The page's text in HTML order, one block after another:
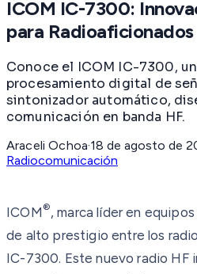
ICOM IC-7300:
para Radioaficionados
Conoce el ICOM IC-7300,
procesamiento digital de
sintonizador automático,
comunicación en banda HF.
Araceli Ochoa·18 de agosto de
Radiocomunicación
ICOM®, marca líder en
de alto prestigio entre los
IC-7300. Este nuevo radio HF